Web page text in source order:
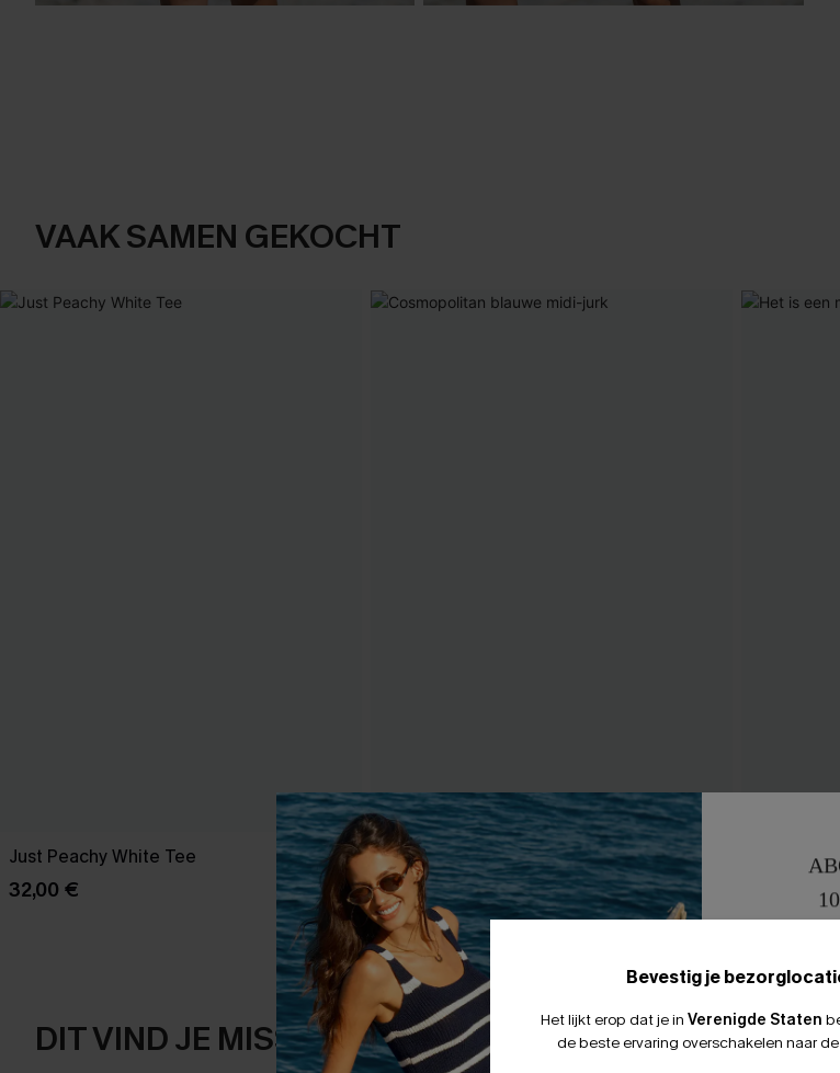
VAAK SAMEN GEKOCHT
Just Peachy White Tee
32,00 €
Cosmopolitan blauwe midi-jurk
41,00 €
Het is
43,00 €
DIT VIND JE MISSCHIEN OOK LEUK
Bevestig je
Het lijkt erop dat je in Verenigde Staten
de beste ervaring overschakelen naar